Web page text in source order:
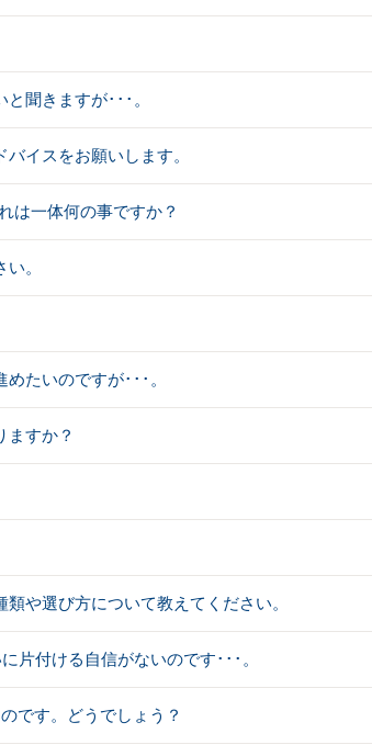
聞きますが･･･。
イスをお願いします。
は一体何の事ですか？
。
たいのですが･･･。
ますか？
や選び方について教えてください。
片付ける自信がないのです･･･。
です。どうでしょう？